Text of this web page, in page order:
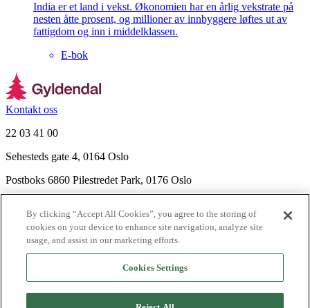
India er et land i vekst. Økonomien har en årlig vekstrate på
nesten åtte prosent, og millioner av innbyggere løftes ut av
fattigdom og inn i middelklassen.
E-bok
Kontakt oss
22 03 41 00
Sehesteds gate 4, 0164 Oslo
Postboks 6860 Pilestredet Park, 0176 Oslo
Nyhetsbrev
Ledige stillinger
Send inn manus
By clicking “Accept All Cookies”, you agree to the storing of
cookies on your device to enhance site navigation, analyze site
usage, and assist in our marketing efforts.
Cookies Settings